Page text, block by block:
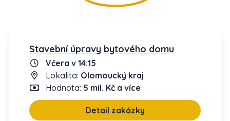
Stavební úpravy bytového domu
Včera v 14:15
Lokalita: Olomoucký kraj
Hodnota: 5 mil. Kč a více
Detail zakázky